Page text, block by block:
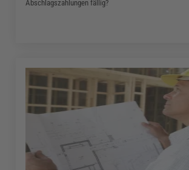
Abschlagszahlungen fällig?